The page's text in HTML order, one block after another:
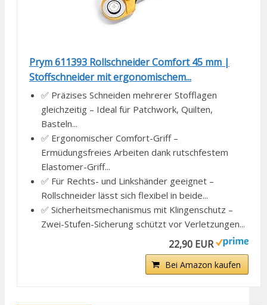
Prym 611393 Rollschneider Comfort 45 mm |
Stoffschneider mit ergonomischem...
✅ Präzises Schneiden mehrerer Stofflagen
gleichzeitig – Ideal für Patchwork, Quilten,
Basteln...
✅ Ergonomischer Comfort-Griff –
Ermüdungsfreies Arbeiten dank rutschfestem
Elastomer-Griff...
✅ Für Rechts- und Linkshänder geeignet –
Rollschneider lässt sich flexibel in beide...
✅ Sicherheitsmechanismus mit Klingenschutz –
Zwei-Stufen-Sicherung schützt vor Verletzungen...
22,90 EUR
Bei Amazon kaufen